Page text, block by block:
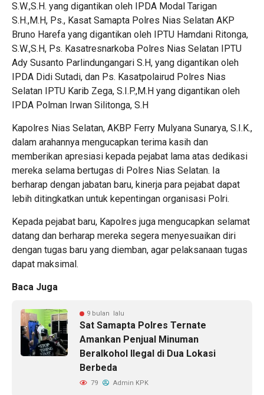
S.W.,S.H. yang digantikan oleh IPDA Modal Tarigan
S.H.,M.H, Ps., Kasat Samapta Polres Nias Selatan AKP
Bruno Harefa yang digantikan oleh IPTU Hamdani Ritonga,
S.W.,S.H, Ps. Kasatresnarkoba Polres Nias Selatan IPTU
Ady Susanto Parlindungangari S.H, yang digantikan oleh
IPDA Didi Sutadi, dan Ps. Kasatpolairud Polres Nias
Selatan IPTU Karib Zega, S.I.P.,M.H yang digantikan oleh
IPDA Polman Irwan Silitonga, S.H
Kapolres Nias Selatan, AKBP Ferry Mulyana Sunarya, S.I.K.,
dalam arahannya mengucapkan terima kasih dan
memberikan apresiasi kepada pejabat lama atas dedikasi
mereka selama bertugas di Polres Nias Selatan. Ia
berharap dengan jabatan baru, kinerja para pejabat dapat
lebih ditingkatkan untuk kepentingan organisasi Polri.
Kepada pejabat baru, Kapolres juga mengucapkan selamat
datang dan berharap mereka segera menyesuaikan diri
dengan tugas baru yang diemban, agar pelaksanaan tugas
dapat maksimal.
Baca Juga
9 bulan lalu
Sat Samapta Polres Ternate
Amankan Penjual Minuman
Beralkohol Ilegal di Dua Lokasi
Berbeda
79 Admin KPK